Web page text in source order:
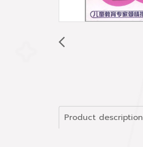
Product description